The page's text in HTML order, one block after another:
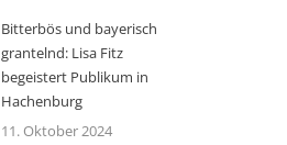
Bitterbös und bayerisch
grantelnd: Lisa Fitz
begeistert Publikum in
Hachenburg
11. Oktober 2024